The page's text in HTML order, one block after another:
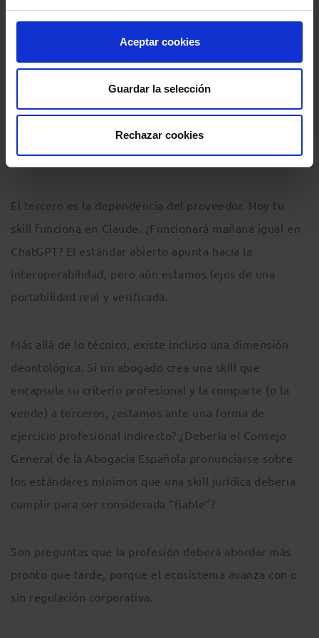
Aceptar cookies
Guardar la selección
Rechazar cookies
El segundo es la cesión de conocimiento. Compartir
una skill es compartir tu forma de trabajar. Si la
transfieres a un tercero, estás externalizando un
activo intangible que, hasta ahora, residía
exclusivamente en tu experiencia. Conviene hacerlo
de forma consciente y, probablemente, regularlo
contractualmente.
El tercero es la dependencia del proveedor. Hoy tu
skill funciona en Claude. ¿Funcionará mañana igual en
ChatGPT? El estándar abierto apunta hacia la
interoperabilidad, pero aún estamos lejos de una
portabilidad real y verificada.
Más allá de lo técnico, existe incluso una dimensión
deontológica. Si un abogado crea una skill que
encapsula su criterio profesional y la comparte (o la
vende) a terceros, ¿estamos ante una forma de
ejercicio profesional indirecto? ¿Debería el Consejo
General de la Abogacía Española pronunciarse sobre
los estándares mínimos que una skill jurídica debería
cumplir para ser considerada “fiable”?
Son preguntas que la profesión deberá abordar más
pronto que tarde, porque el ecosistema avanza con o
sin regulación corporativa.